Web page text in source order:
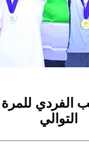
الفردي
التوالي